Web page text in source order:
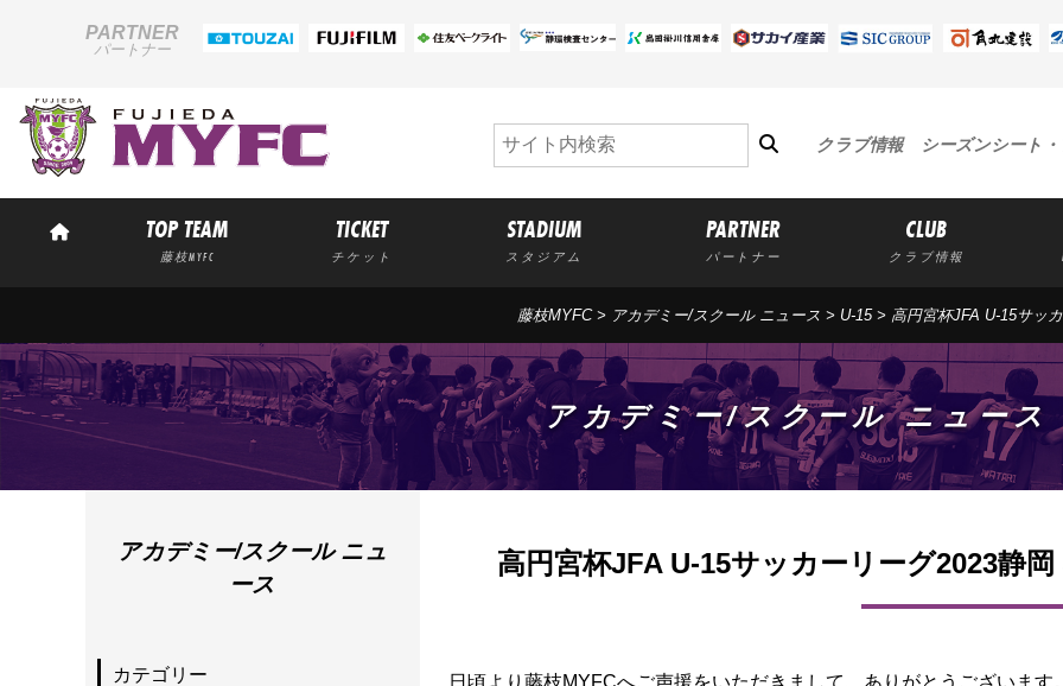
PARTNER
パートナー
クラブ情報 シーズンシート
TOP TEAM
藤枝MYFC
TICKET
チケット
STADIUM
スタジアム
PARTNER
パートナー
CLUB
クラブ情報
藤枝MYFC> アカデミー/スクール ニュース > U-15> 高円宮杯JFA U-15サッ
アカデミー/スクール ニュース
高円宮杯JFA U-15サッカーリーグ2023静
日頃より藤枝MYFCへご声援をいただきまして、ありがとうございます。
アカデミー/スクール ニュ
ース
カテゴリー